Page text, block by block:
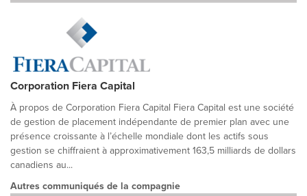
Corporation Fiera Capital
À propos de Corporation Fiera Capital Fiera Capital est une société
de gestion de placement indépendante de premier plan avec une
présence croissante à l’échelle mondiale dont les actifs sous
gestion se chiffraient à approximativement 163,5 milliards de dollars
canadiens au...
Autres communiqués de la compagnie